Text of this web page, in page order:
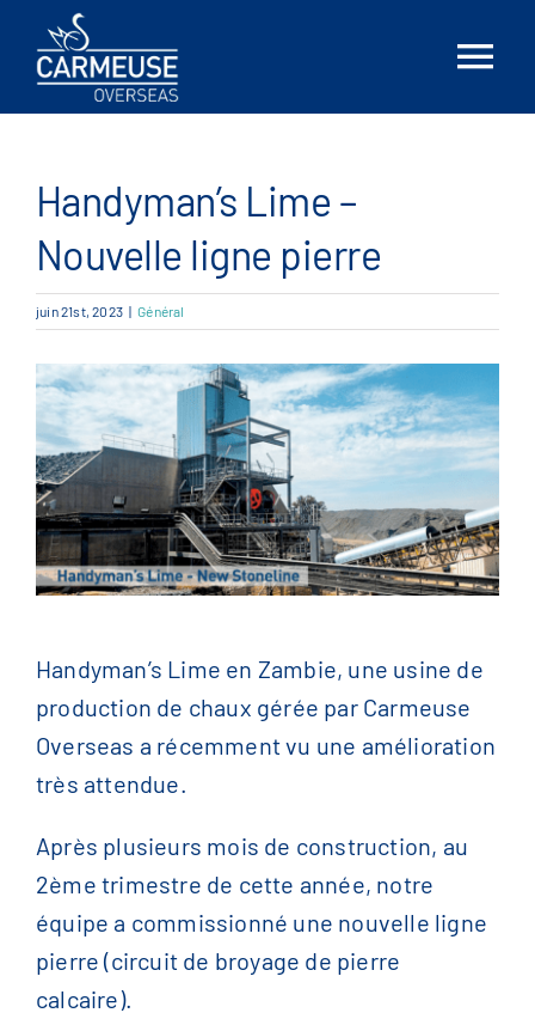
content
À propos
Solutions
Emplacements
Nouvelles
Contactez-nous
Français
Handyman’s Lime –
Nouvelle ligne pierre
juin 21st, 2023 | Général
Handyman’s Lime en Zambie, une usine de
production de chaux gérée par Carmeuse
Overseas a récemment vu une amélioration
très attendue.
Après plusieurs mois de construction, au
2ème trimestre de cette année, notre
équipe a commissionné une nouvelle ligne
pierre (circuit de broyage de pierre
calcaire).